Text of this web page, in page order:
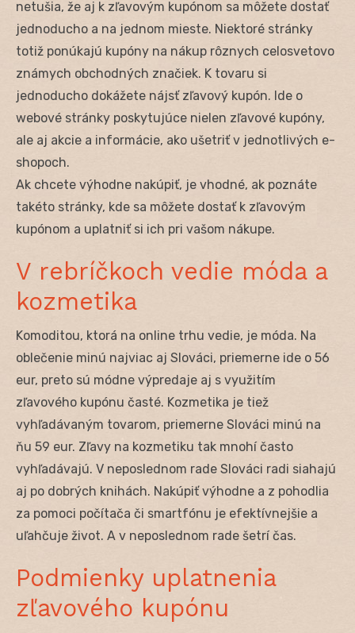
netušia, že aj k zľavovým kupónom sa môžete dostať
jednoducho a na jednom mieste. Niektoré stránky
totiž ponúkajú kupóny na nákup rôznych celosvetovo
známych obchodných značiek. K tovaru si
jednoducho dokážete nájsť zľavový kupón. Ide o
webové stránky poskytujúce nielen zľavové kupóny,
ale aj akcie a informácie, ako ušetriť v jednotlivých e-
shopoch.
Ak chcete výhodne nakúpiť, je vhodné, ak poznáte
takéto stránky, kde sa môžete dostať k zľavovým
kupónom a uplatniť si ich pri vašom nákupe.
V rebríčkoch vedie móda a
kozmetika
Komoditou, ktorá na online trhu vedie, je móda. Na
oblečenie minú najviac aj Slováci, priemerne ide o 56
eur, preto sú módne výpredaje aj s využitím
zľavového kupónu časté. Kozmetika je tiež
vyhľadávaným tovarom, priemerne Slováci minú na
ňu 59 eur. Zľavy na kozmetiku tak mnohí často
vyhľadávajú. V neposlednom rade Slováci radi siahajú
aj po dobrých knihách. Nakúpiť výhodne a z pohodlia
za pomoci počítača či smartfónu je efektívnejšie a
uľahčuje život. A v neposlednom rade šetrí čas.
Podmienky uplatnenia
zľavového kupónu